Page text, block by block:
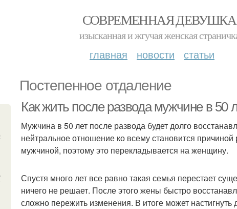
СОВРЕМЕННАЯ ДЕВУШКА
изысканная и жгучая женская
главная новости статьи
Постепенное отдаление
Как жить после развода мужчине в 50
Мужчина в 50 лет после развода будет долго
нейтральное отношение ко всему становится
мужчиной, поэтому это перекладывается на женщину.
Спустя много лет все равно такая семья перестает
ничего не решает. После этого жены быстро
сложно пережить изменения. В итоге может настигнуть